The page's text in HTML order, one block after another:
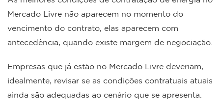
Mercado Livre não aparecem no momento do
vencimento do contrato, elas aparecem com
antecedência, quando existe margem de negociação.
Empresas que já estão no Mercado Livre deveriam,
idealmente, revisar se as condições contratuais atuais
ainda são adequadas ao cenário que se apresenta.